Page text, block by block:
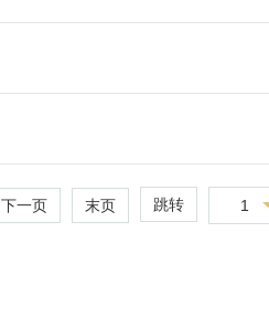
下一页 末页 跳转 1